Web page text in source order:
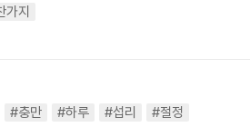
가지
#충만 #하루 #섭리
#절정